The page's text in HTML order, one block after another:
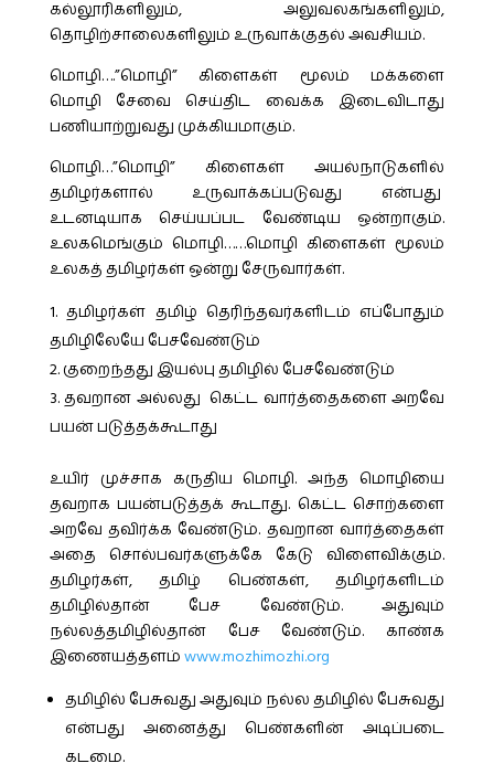
கல்லூரிகளிலும், அலுவலகங்களிலும்,
தொழிற்சாலைகளிலும் உருவாக்குதல் அவசியம்.
மொழி….”மொழி” கிளைகள் மூலம் மக்களை
மொழி சேவை செய்திட வைக்க இடைவிடாது
பணியாற்றுவது முக்கியமாகும்.
மொழி…”மொழி” கிளைகள் அயல்நாடுகளில்
தமிழர்களால் உருவாக்கப்படுவது என்பது
உடனடியாக செய்யப்பட வேண்டிய ஒன்றாகும்.
உலகமெங்கும் மொழி……மொழி கிளைகள் மூலம்
உலகத் தமிழர்கள் ஒன்று சேருவார்கள்.
தமிழர்கள் தமிழ் தெரிந்தவர்களிடம் எப்போதும்
தமிழிலேயே பேசவேண்டும்
குறைந்தது இயல்பு தமிழில் பேசவேண்டும்
தவறான அல்லது கெட்ட வார்த்தைகளை அறவே
பயன் படுத்தக்கூடாது
உயிர் முச்சாக கருதிய மொழி. அந்த மொழியை
தவறாக பயன்படுத்தக் கூடாது. கெட்ட சொற்களை
அறவே தவிர்க்க வேண்டும். தவறான வார்த்தைகள்
அதை சொல்பவர்களுக்கே கேடு விளைவிக்கும்.
தமிழர்கள், தமிழ் பெண்கள், தமிழர்களிடம்
தமிழில்தான் பேச வேண்டும். அதுவும்
நல்லத்தமிழில்தான் பேச வேண்டும். காண்க
இணையத்தளம் www.mozhimozhi.org
தமிழில் பேசுவது அதுவும் நல்ல தமிழில் பேசுவது
என்பது அனைத்து பெண்களின் அடிப்படை
கடமை.